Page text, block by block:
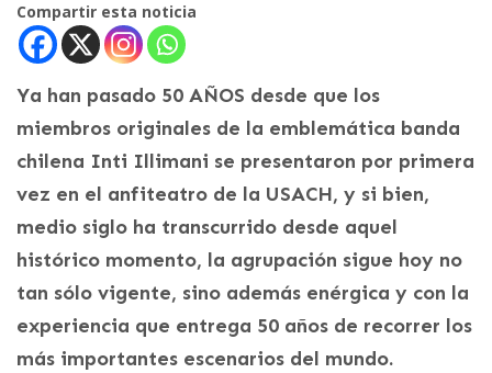
Compartir esta noticia
Ya han pasado 50 AÑOS desde que los
miembros originales de la emblemática banda
chilena Inti Illimani se presentaron por primera
vez en el anfiteatro de la USACH, y si bien,
medio siglo ha transcurrido desde aquel
histórico momento, la agrupación sigue hoy no
tan sólo vigente, sino además enérgica y con la
experiencia que entrega 50 años de recorrer los
más importantes escenarios del mundo.